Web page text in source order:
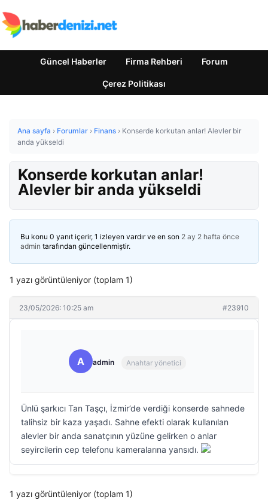
Güncel Haberler Firma Rehberi Forum
Çerez Politikası
Ana sayfa › Forumlar › Finans › Konserde korkutan anlar! Alevler bir
anda yükseldi
Konserde korkutan anlar!
Alevler bir anda yükseldi
Bu konu 0 yanıt içerir, 1 izleyen vardır ve en son 2 ay 2 hafta önce
admin tarafından güncellenmiştir.
1 yazı görüntüleniyor (toplam 1)
23/05/2026: 10:25 am #23910
A admin Anahtar yönetici
Ünlü şarkıcı Tan Taşçı, İzmir’de verdiği konserde sahnede
talihsiz bir kaza yaşadı. Sahne efekti olarak kullanılan
alevler bir anda sanatçının yüzüne gelirken o anlar
seyircilerin cep telefonu kameralarına yansıdı.
1 yazı görüntüleniyor (toplam 1)